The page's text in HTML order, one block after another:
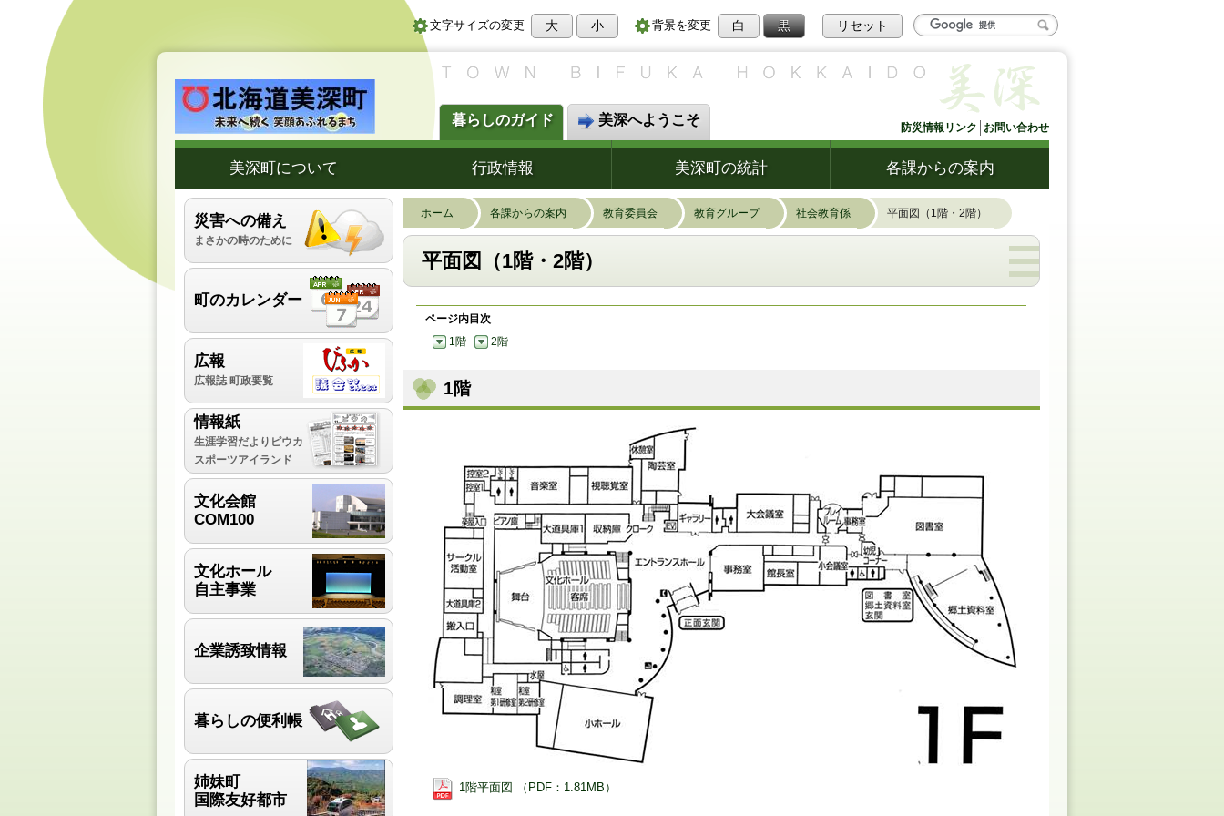
文字サイズの変更 大 小 背景を変更 白 黒 リセット
防災情報リンク お問い合わせ
暮らしのガイド 美深へようこそ
美深町について 行政情報 美深町の統計 各課からの案内
ホーム 各課からの案内 教育委員会 教育グループ 社会教育係 平面図（1階・2階）
平面図（1階・2階）
ページ内目次
1階
2階
1階
1階平面図 （PDF：1.81MB）
災害への備え
まさかの時のために
町のカレンダー
広報
広報誌 町政要覧
情報紙
生涯学習だよりピウカ
スポーツアイランド
文化会館
COM100
文化ホール
自主事業
企業誘致情報
暮らしの便利帳
姉妹町
国際友好都市